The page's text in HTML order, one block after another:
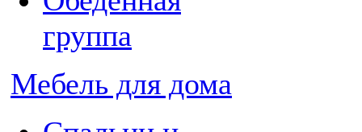
группа
Мебель для дома